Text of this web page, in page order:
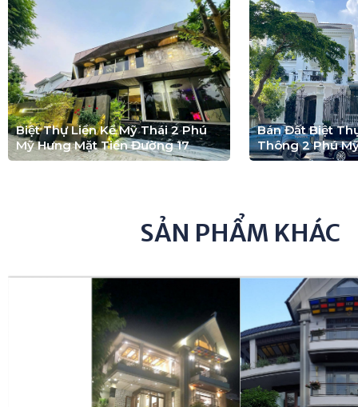
Biệt Thự Liền Kề Mỹ Thái 2 Phú
Mỹ Hưng Mặt Tiền Đường 17
Bán Đất Biệt
Thông 2 Phú
SẢN PHẨM KHÁC